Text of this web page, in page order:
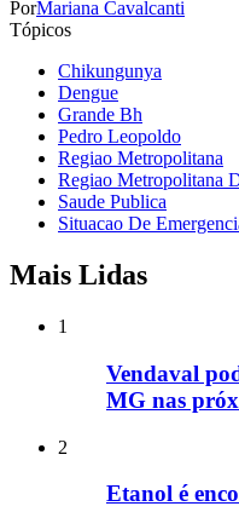
PorMariana Cavalcanti
Tópicos
Chikungunya
Dengue
Grande Bh
Pedro Leopoldo
Regiao Metropolitana
Regiao Metropolitana
Saude Publica
Situacao De
Mais Lidas
1
Vendaval
MG nas
2
Etanol é